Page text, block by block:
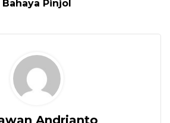
Bahaya Pinjol
Andrianto